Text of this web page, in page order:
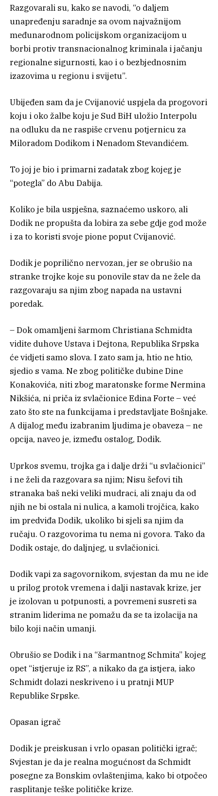
Razgovarali su, kako se navodi, “o daljem
unapređenju saradnje sa ovom najvažnijom
međunarodnom policijskom organizacijom u
borbi protiv transnacionalnog kriminala i jačanju
regionalne sigurnosti, kao i o bezbjednosnim
izazovima u regionu i svijetu”.
Ubijeđen sam da je Cvijanović uspjela da progovori
koju i oko žalbe koju je Sud BiH uložio Interpolu
na odluku da ne raspiše crvenu potjernicu za
Miloradom Dodikom i Nenadom Stevandićem.
To joj je bio i primarni zadatak zbog kojeg je
“potegla” do Abu Dabija.
Koliko je bila uspješna, saznaćemo uskoro, ali
Dodik ne propušta da lobira za sebe gdje god može
i za to koristi svoje pione poput Cvijanović.
Dodik je poprilično nervozan, jer se obrušio na
stranke trojke koje su ponovile stav da ne žele da
razgovaraju sa njim zbog napada na ustavni
poredak.
– Dok omamljeni šarmom Christiana Schmidta
vidite duhove Ustava i Dejtona, Republika Srpska
će vidjeti samo slova. I zato sam ja, htio ne htio,
sjedio s vama. Ne zbog političke dubine Dine
Konakovića, niti zbog maratonske forme Nermina
Nikšića, ni priča iz svlačionice Edina Forte – već
zato što ste na funkcijama i predstavljate Bošnjake.
A dijalog među izabranim ljudima je obaveza – ne
opcija, naveo je, između ostalog, Dodik.
Uprkos svemu, trojka ga i dalje drži “u svlačionici”
i ne želi da razgovara sa njim; Nisu šefovi tih
stranaka baš neki veliki mudraci, ali znaju da od
njih ne bi ostala ni nulica, a kamoli trojčica, kako
im predviđa Dodik, ukoliko bi sjeli sa njim da
ručaju. O razgovorima tu nema ni govora. Tako da
Dodik ostaje, do daljnjeg, u svlačionici.
Dodik vapi za sagovornikom, svjestan da mu ne ide
u prilog protok vremena i dalji nastavak krize, jer
je izolovan u potpunosti, a povremeni susreti sa
stranim liderima ne pomažu da se ta izolacija na
bilo koji način umanji.
Obrušio se Dodik i na “šarmantnog Schmita” kojeg
opet “istjeruje iz RS”, a nikako da ga istjera, iako
Schmidt dolazi neskriveno i u pratnji MUP
Republike Srpske.
Opasan igrač
Dodik je preiskusan i vrlo opasan politički igrač;
Svjestan je da je realna mogućnost da Schmidt
posegne za Bonskim ovlaštenjima, kako bi otpočeo
rasplitanje teške političke krize.